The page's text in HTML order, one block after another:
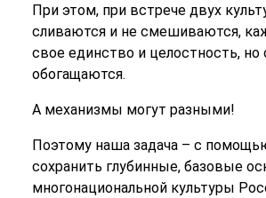
При этом, при встрече двух
сливаются и не смешиваются,
свое единство и целостность, но
обогащаются.
А механизмы могут разными!
Поэтому наша задача – с
сохранить глубинные, базовые
многонациональной культуры